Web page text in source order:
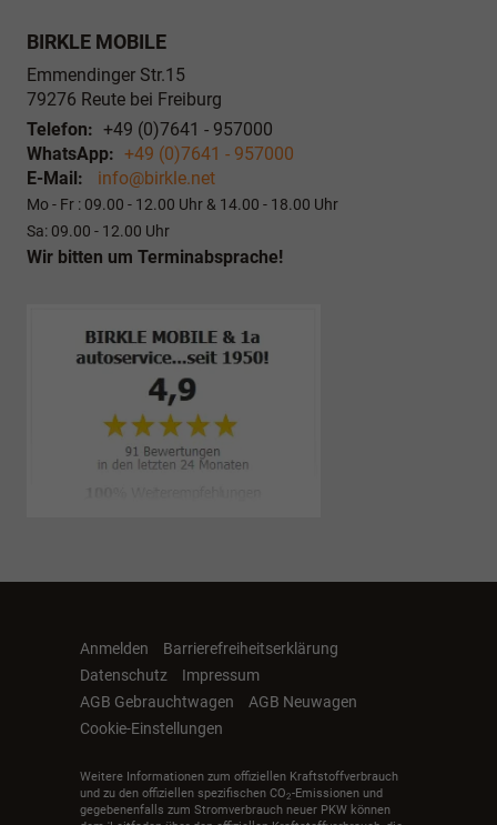
BIRKLE MOBILE
Emmendinger Str.15
79276 Reute bei Freiburg
Telefon: +49 (0)7641 - 957000
WhatsApp: +49 (0)7641 - 957000
E-Mail:
info@birkle.net
Mo - Fr : 09.00 - 12.00 Uhr & 14.00 - 18.00 Uhr
Sa: 09.00 - 12.00 Uhr
Wir bitten um Terminabsprache!
Anmelden
Barrierefreiheitserklärung
Datenschutz
Impressum
AGB Gebrauchtwagen
AGB Neuwagen
Cookie-Einstellungen
Weitere Informationen zum offiziellen Kraftstoffverbrauch
und zu den offiziellen spezifischen CO2-Emissionen und
gegebenenfalls zum Stromverbrauch neuer PKW können